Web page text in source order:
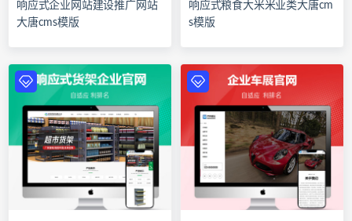
响应式企业网站建设推广网站
大唐cms模版
响应式粮食大米米业类大唐cm
s模版